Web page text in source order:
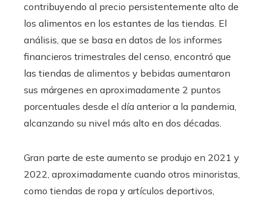
contribuyendo al precio persistentemente alto de
los alimentos en los estantes de las tiendas. El
análisis, que se basa en datos de los informes
financieros trimestrales del censo, encontró que
las tiendas de alimentos y bebidas aumentaron
sus márgenes en aproximadamente 2 puntos
porcentuales desde el día anterior a la pandemia,
alcanzando su nivel más alto en dos décadas.
Gran parte de este aumento se produjo en 2021 y
2022, aproximadamente cuando otros minoristas,
como tiendas de ropa y artículos deportivos,